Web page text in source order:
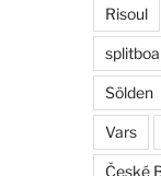
Risoul
Sölden
Vars
České